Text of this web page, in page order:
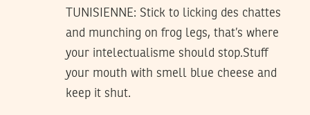
TUNISIENNE: Stick to licking des chattes
and munching on frog legs, that’s where
your intelectualisme should stop.Stuff
your mouth with smell blue cheese and
keep it shut.